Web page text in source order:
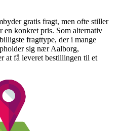
gratis fragt, men ofte stiller
en konkret pris. Som alternativ
fragttype, der i mange
sig nær Aalborg,
at få leveret bestillingen til et